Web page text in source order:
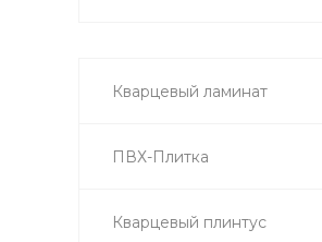
Кварцевый ламинат
ПВХ-Плитка
Кварцевый плинтус